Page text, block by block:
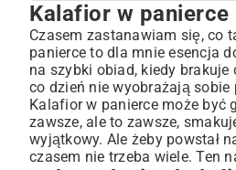
Kalafior w panierce – smak,
Sekret tkwi w kalafiorze: jak
Mój sprawdzony sposób na
Tajemnica chrupiącej skorupki
Patelnia czy piekarnik? Dwa
Nie bój się eksperymentów!
Co obok kalafiora? Moi
Kalafior w panierce
Czasem zastanawiam się, co
panierce to dla mnie esencja
na szybki obiad, kiedy
co dzień nie wyobrażają sobie
Kalafior w panierce może być
zawsze, ale to zawsze,
wyjątkowy. Ale żeby powstał
czasem nie trzeba wiele. Ten